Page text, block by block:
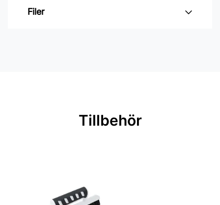
Varumärke: Midbec Tapeter
Mönsterrepetition: 26,5 cm
Applicering av lim: Lim strykes på
Filer
Tillbehör